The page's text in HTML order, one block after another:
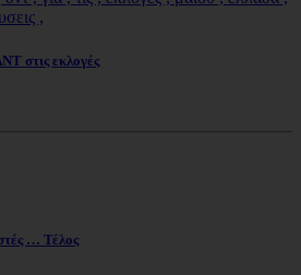
στις εκλογές
… Τέλος